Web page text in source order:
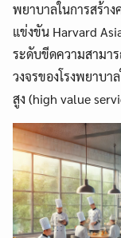
พยาบาลในการสร้าง
แข่งขัน Harvard
ระดับขีดความสามา
วงจรของโรงพยาบา
สูง (high value